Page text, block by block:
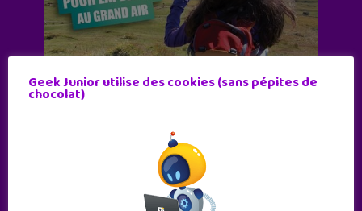
Geek Junior utilise des cookies (sans pépites de
chocolat)